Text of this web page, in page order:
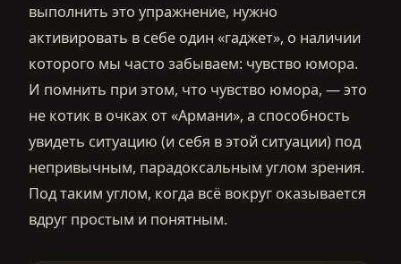
выполнить это упражнение, нужно
активировать в себе один «гаджет», о наличии
которого мы часто забываем: чувство юмора.
И помнить при этом, что чувство юмора, — это
не котик в очках от «Армани», а способность
увидеть ситуацию (и себя в этой ситуации) под
непривычным, парадоксальным углом зрения.
Под таким углом, когда всё вокруг оказывается
вдруг простым и понятным.